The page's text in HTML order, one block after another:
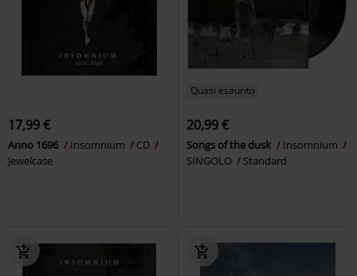
17,99 €
Anno 1696 Insomnium
CD
Jewelcase
Quasi esaurito
20,99 €
Songs of the dusk
Insomnium
SINGOLO
Standard